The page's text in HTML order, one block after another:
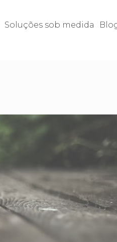
Soluções sob medida